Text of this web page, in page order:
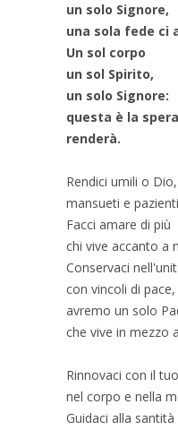
un solo Signore,
una sola fede ci
Un sol corpo
un sol Spirito,
un solo Signore:
questa è la
renderà.
Rendici umili o Dio,
mansueti e
Facci amare di più
chi vive accanto a
Conservaci
con vincoli di pace,
avremo un solo
che vive in mezzo
Rinnovaci con il
nel corpo e nella
Guidaci alla santità